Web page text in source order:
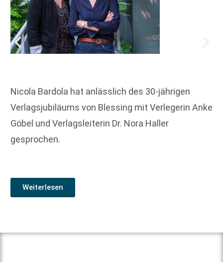
Nicola Bardola hat anlässlich des 30-jährigen
Verlagsjubiläums von Blessing mit Verlegerin Anke
Göbel und Verlagsleiterin Dr. Nora Haller
gesprochen.
Weiterlesen